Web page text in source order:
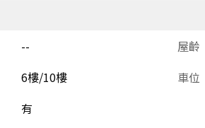
-- 屋齡
6樓/10樓 車位
有